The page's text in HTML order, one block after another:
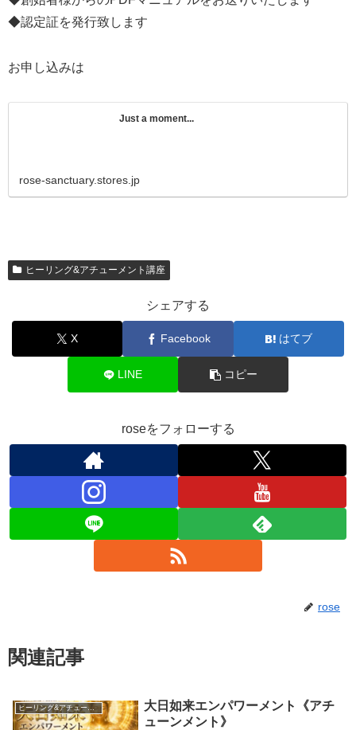
◆認定証を発行致します
お申し込みは
Just a moment...
rose-sanctuary.stores.jp
ヒーリング&アチューメント講座
シェアする
X Facebook はてブ
LINE コピー
roseをフォローする
rose
関連記事
ヒーリング&アチューメント講座
大日如来エンパワーメント《アチ
ューンメント》